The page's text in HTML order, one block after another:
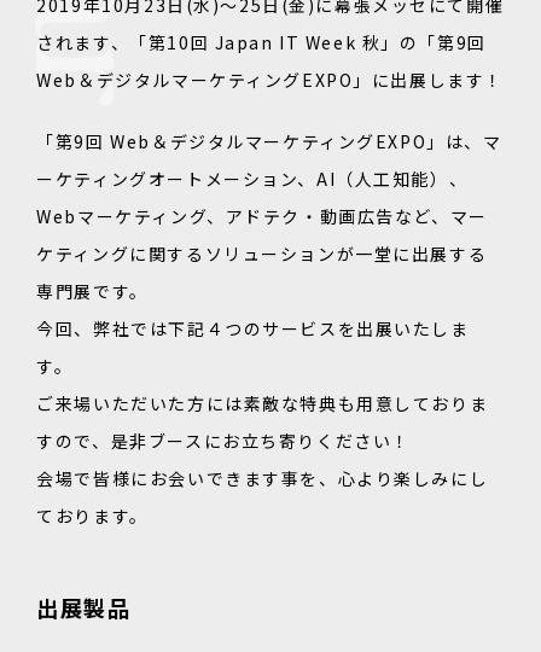
されます、「第10回 Japan IT Week 秋」の「第9回
Web＆デジタルマーケティングEXPO」に出展します！
「第9回 Web＆デジタルマーケティングEXPO」は、マ
ーケティングオートメーション、AI（人工知能）、
Webマーケティング、アドテク・動画広告など、マー
ケティングに関するソリューションが一堂に出展する
専門展です。
今回、弊社では下記４つのサービスを出展いたしま
す。
ご来場いただいた方には素敵な特典も用意しておりま
すので、是非ブースにお立ち寄りください！
会場で皆様にお会いできます事を、心より楽しみにし
ております。
出展製品